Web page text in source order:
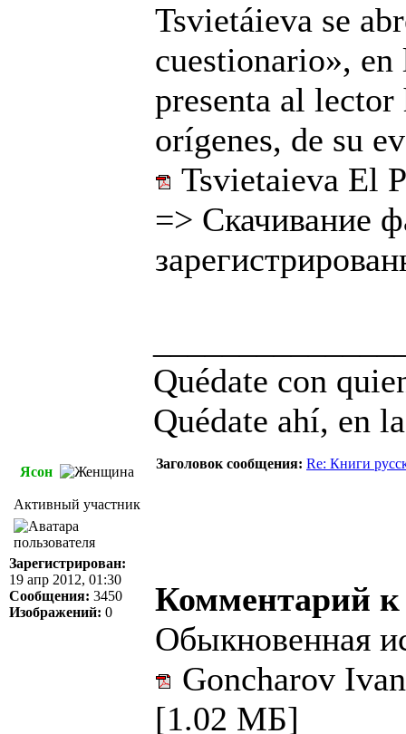
Tsvietáieva se
cuestionario», en
presenta al lector
orígenes, de su
Tsvietaieva El
=> Скачивание
Quédate con
Quédate ahí, en
Ясон
Заголовок сообщения: Re: Книги
Активный участник
Зарегистрирован:
19 апр 2012, 01:30
Сообщения: 3450
Изображений: 0
Комментарий
Обыкновенная
Goncharov
[1.02 МБ]